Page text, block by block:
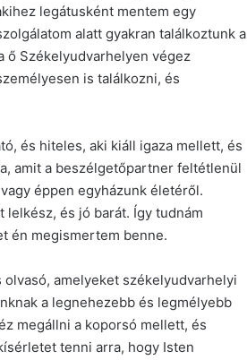
legátusként mentem egy
alatt gyakran találkoztunk a
ő Székelyudvarhelyen végez
is találkozni, és
és hiteles, aki kiáll igaza mellett, és
amit a beszélgetőpartner feltétlenül
éppen egyházunk életéről.
lelkész, és jó barát. Így tudnám
én megismertem benne.
amelyeket székelyudvarhelyi
a legnehezebb és legmélyebb
megállni a koporsó mellett, és
tenni arra, hogy Isten